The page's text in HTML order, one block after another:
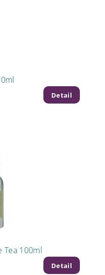
Detail
Tea 100ml
Detail